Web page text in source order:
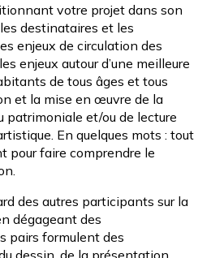
votre projet dans son
destinataires et les
enjeux de circulation des
enjeux autour d’une meilleure
de tous âges et tous
et la mise en œuvre de la
patrimoniale et/ou de lecture
En quelques mots : tout
pour faire comprendre le
des autres participants sur la
dégageant des
pairs formulent des
dessin, de la présentation